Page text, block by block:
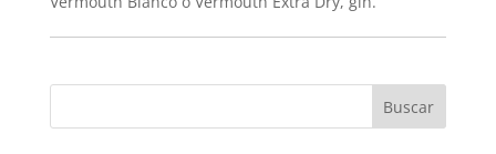
Buscar